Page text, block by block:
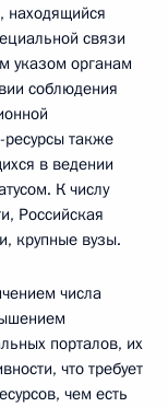
находящийся
связи
указом органам
соблюдения
ресурсы также
в ведении
К числу
Российская
крупные вузы.
числа
порталов, их
что требует
чем есть